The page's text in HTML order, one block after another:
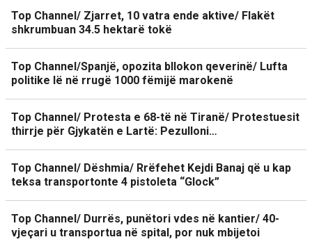
Top Channel/ Zjarret, 10 vatra ende aktive/ Flakët
shkrumbuan 34.5 hektarë tokë
Top Channel/Spanjë, opozita bllokon qeverinë/ Lufta
politike lë në rrugë 1000 fëmijë marokenë
Top Channel/ Protesta e 68-të në Tiranë/ Protestuesit
thirrje për Gjykatën e Lartë: Pezulloni…
Top Channel/ Dëshmia/ Rrëfehet Kejdi Banaj që u kap
teksa transportonte 4 pistoleta “Glock”
Top Channel/ Durrës, punëtori vdes në kantier/ 40-
vjeçari u transportua në spital, por nuk mbijetoi